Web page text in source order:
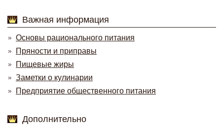
Важная информация
Основы рационального питания
Пряности и приправы
Пищевые жиры
Заметки о кулинарии
Предприятие общественного питания
Дополнительно